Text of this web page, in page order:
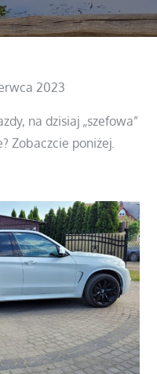
2023
na dzisiaj „szefowa”
Zobaczcie poniżej.